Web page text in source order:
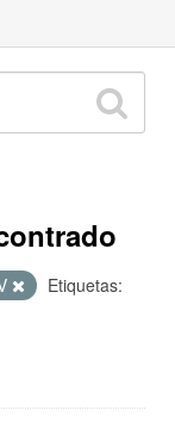
Etiquetas: